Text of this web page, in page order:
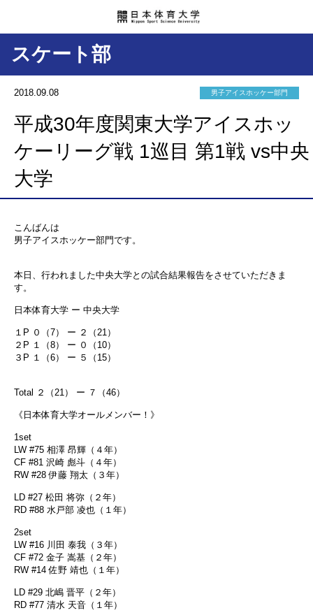
スケート部
2018.09.08 男子アイスホッケー部門
平成30年度関東大学アイスホッ
ケーリーグ戦 1巡目 第1戦 vs中央
大学
こんばんは
男子アイスホッケー部門です。
本日、行われました中央大学との試合結果報告をさせていただきま
す。
日本体育大学 ー 中央大学
１P ０（7） ー ２（21）
２P １（8） ー ０（10）
３P １（6） ー ５（15）
Total ２（21） ー ７（46）
《日本体育大学オールメンバー！》
1set
LW #75 相澤 昂輝（４年）
CF #81 沢崎 彪斗（４年）
RW #28 伊藤 翔太（３年）
LD #27 松田 将弥（２年）
RD #88 水戸部 凌也（１年）
2set
LW #16 川田 泰我（３年）
CF #72 金子 嵩基（２年）
RW #14 佐野 靖也（１年）
LD #29 北嶋 晋平（２年）
RD #77 清水 天音（１年）